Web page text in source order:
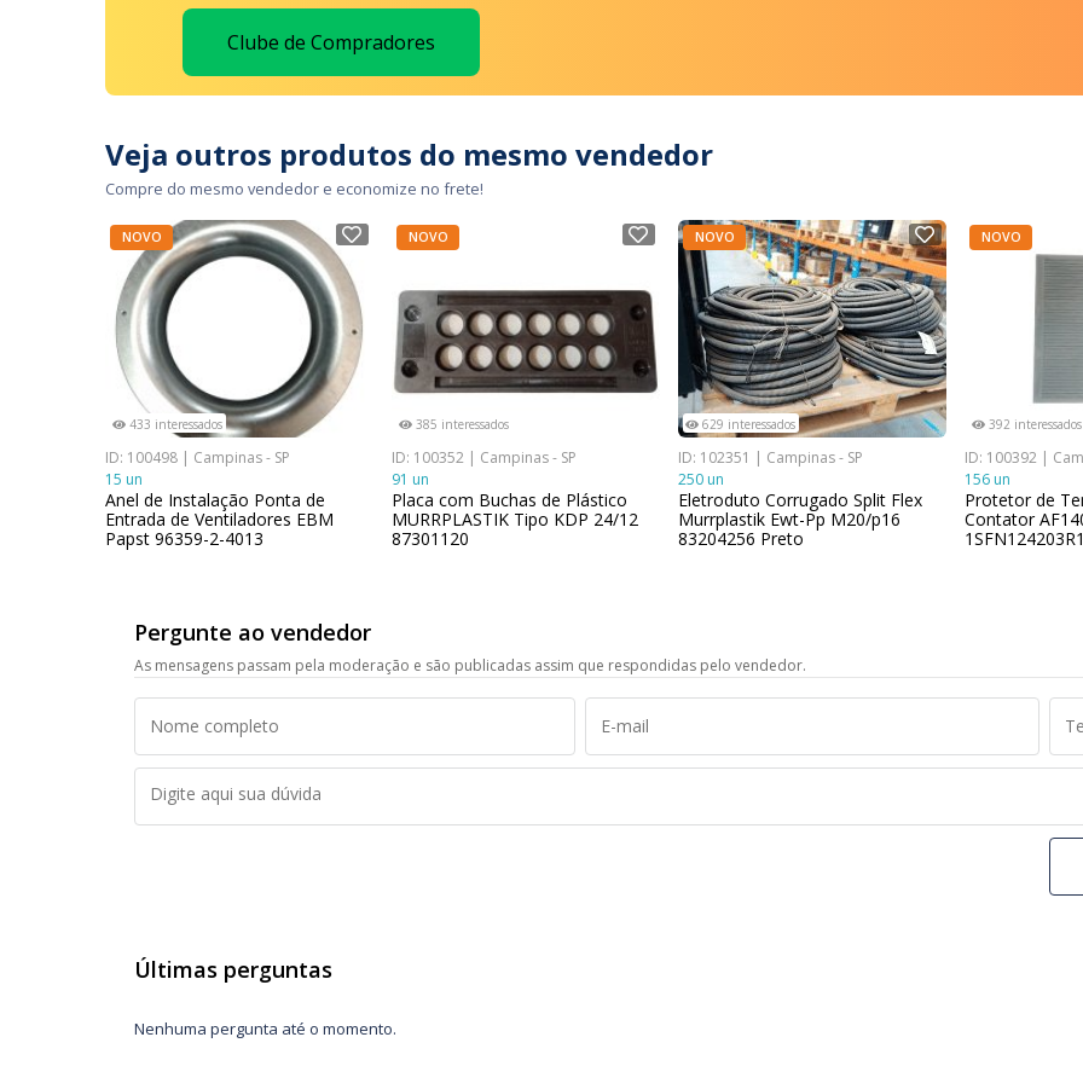
Clube de Compradores
Veja outros produtos do mesmo vendedor
Compre do mesmo vendedor e economize no frete!
NOVO
433 interessados
ID: 100498 | Campinas - SP
15 un
Anel de Instalação Ponta de
Entrada de Ventiladores EBM
Papst 96359-2-4013
NOVO
385 interessados
ID: 100352 | Campinas - SP
91 un
Placa com Buchas de Plástico
MURRPLASTIK Tipo KDP 24/12
87301120
NOVO
629 interessados
ID: 102351 | Campinas - SP
250 un
Eletroduto Corrugado Split Flex
Murrplastik Ewt-Pp M20/p16
83204256 Preto
NOVO
392 interessados
ID: 100392 |
156 un
Protetor de
Contator
Pergunte ao vendedor
As mensagens passam pela moderação e são publicadas assim que respondidas pelo vendedor.
Últimas perguntas
Nenhuma pergunta até o momento.